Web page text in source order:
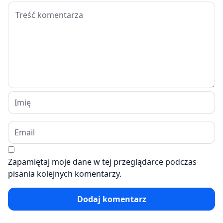
Zapamiętaj moje dane w tej przeglądarce podczas
pisania kolejnych komentarzy.
Dodaj komentarz